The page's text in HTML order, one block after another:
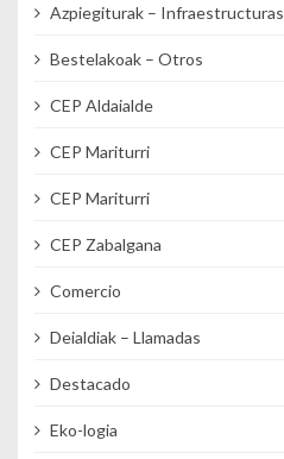
Azpiegiturak – Infraestructuras
Bestelakoak – Otros
CEP Aldaialde
CEP Mariturri
CEP Mariturri
CEP Zabalgana
Comercio
Deialdiak – Llamadas
Destacado
Eko-logia